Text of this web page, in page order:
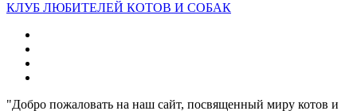
КЛУБ ЛЮБИТЕЛЕЙ КОТОВ И СОБАК
"Добро пожаловать на наш сайт, посвященный миру котов и